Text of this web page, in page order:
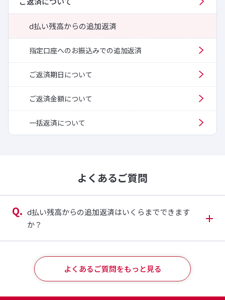
d払い残高からの追加返済
指定口座へのお振込みでの追加返済
ご返済期日について
ご返済金額について
一括返済について
よくあるご質問
d払い残高からの追加返済はいくらまでできます
か？
よくあるご質問をもっと見る